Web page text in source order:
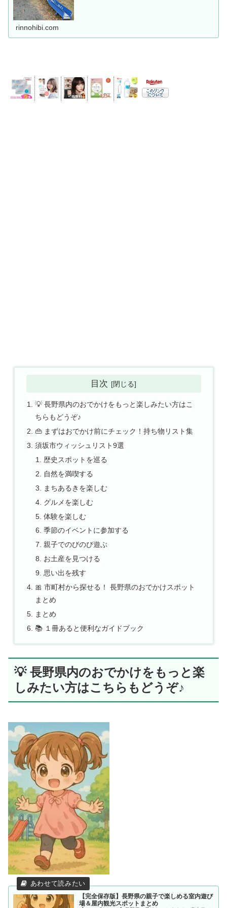
rinnohibi.com
目次
💡 長野県内のおでかけをもっと楽しみたい方はこ
ちらもどうぞ♪
👜 まずはおでかけ前にチェック！持ち物リスト集
須坂市ウィッシュリスト9選
歴史スポットを巡る
自然を満喫する
まちあるきを楽しむ
グルメを楽しむ
体験を楽しむ
季節のイベントに参加する
親子でのびのび遊ぶ
お土産を見つける
思い出を残す
🎀 市町村から探せる！ 長野県のおでかけスポット
まとめ
まとめ
📚 １冊あると便利なガイドブック
💡 長野県内のおでかけをもっと楽
しみたい方はこちらもどうぞ♪
【完全保存版】長野県の親子で楽しめる室内遊び
場＆屋内観光スポットまとめ